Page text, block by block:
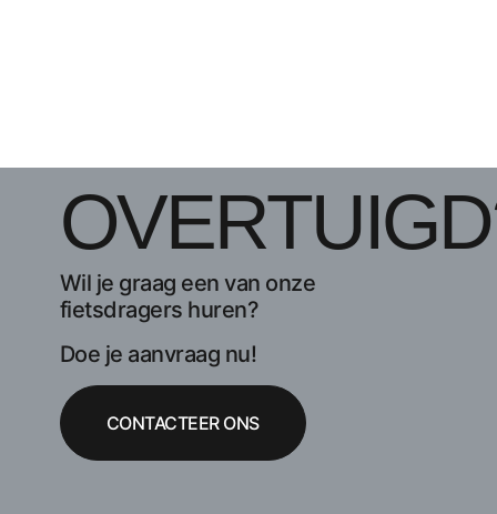
Wil je graag een van onze
fietsdragers huren?
Doe je aanvraag nu!
CONTACTEER ONS